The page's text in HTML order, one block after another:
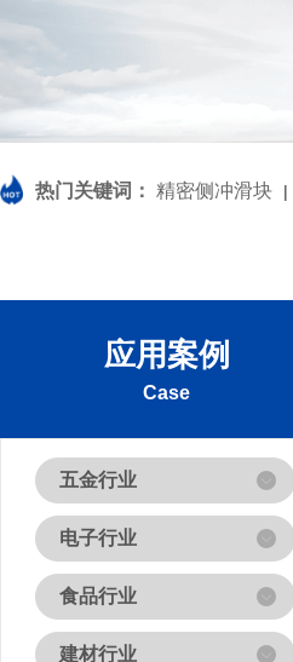
热门关键词： 精密侧冲滑块 |
应用案例
Case
五金行业
电子行业
食品行业
建材行业